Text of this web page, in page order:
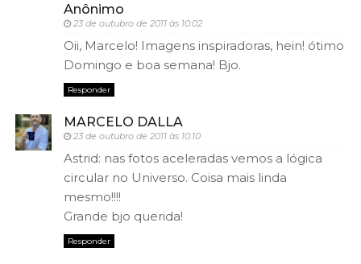
Anônimo
23 de outubro de 2011 às 10:02
Oii, Marcelo! Imagens inspiradoras, hein! ótimo
Domingo e boa semana! Bjo.
Responder
MARCELO DALLA
23 de outubro de 2011 às 10:10
Astrid: nas fotos aceleradas vemos a lógica
circular no Universo. Coisa mais linda
mesmo!!!!
Grande bjo querida!
Responder